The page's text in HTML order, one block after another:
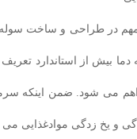
مهم در طراحی و ساخت
بیش از استاندارد
می شود. ضمن اینکه
و یخ زدگی موادغذایی می